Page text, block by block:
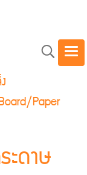
Paper
ะดาษ